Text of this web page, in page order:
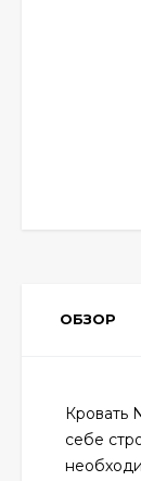
ОБЗОР
Кровать
себе